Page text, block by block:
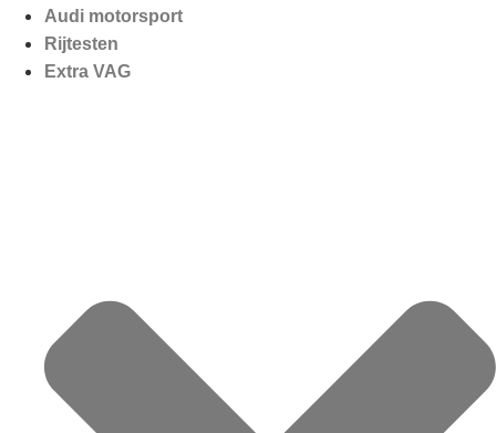
Audi motorsport
Rijtesten
Extra VAG